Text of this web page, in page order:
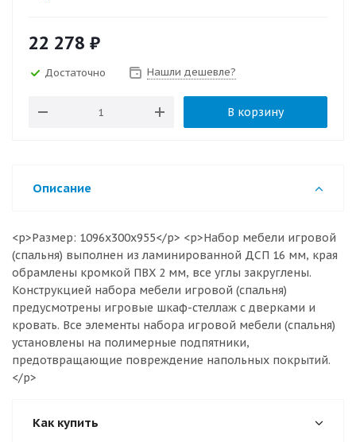
22 278 ₽
Достаточно Нашли дешевле?
В корзину
Описание
<p>Размер: 1096х300х955</p> <p>Набор мебели игровой
(спальня) выполнен из ламинированной ДСП 16 мм, края
обрамлены кромкой ПВХ 2 мм, все углы закруглены.
Конструкцией набора мебели игровой (спальня)
предусмотрены игровые шкаф-стеллаж с дверками и
кровать. Все элементы набора игровой мебели (спальня)
установлены на полимерные подпятники,
предотвращающие повреждение напольных покрытий.
</p>
Как купить